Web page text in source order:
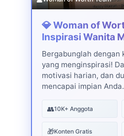
💎 Woman of
Inspirasi Wanita
Bergabunglah dengan
yang menginspirasi!
motivasi harian, dan
mencapai impian Anda.
👥10K+ Anggota
🎁Konten Gratis